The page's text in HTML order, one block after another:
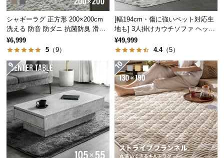
搬
入
経
路
に
つ
い
て
返
品・
キ
ャ
シャギーラグ 正方形 200×200cm
洗える 防音 防ダニ 抗菌防臭 滑り
止め付き
¥6,999
5 （9）
[幅194cm・傷に強いペット対応生
地も] 3人掛けカウチソファ ヘッド
レスト付 レイアウト自由 広々設計
¥49,999
4.4（5）